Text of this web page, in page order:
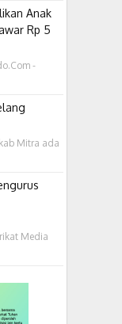
Anak
Rp 5
-
Mitra ada
Media